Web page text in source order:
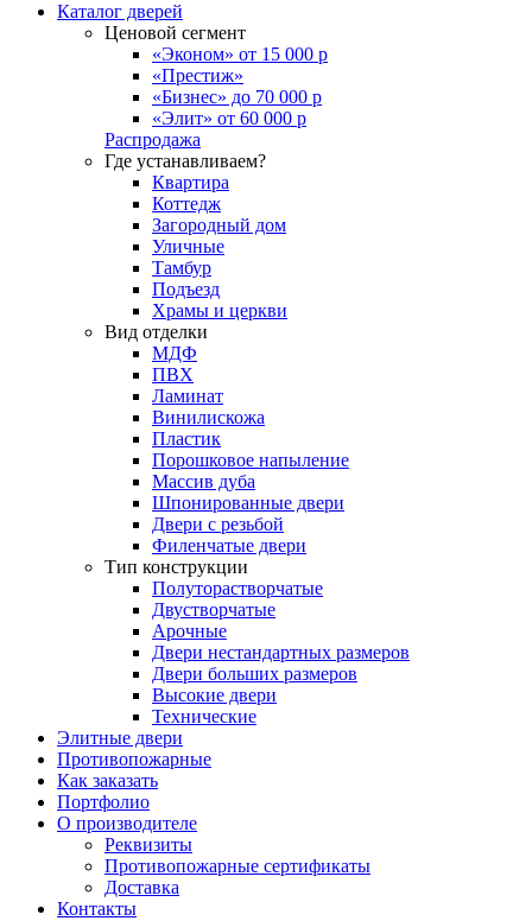
Каталог дверей
Ценовой сегмент
«Эконом» от 15 000 р
«Престиж»
«Бизнес» до 70 000 р
«Элит» от 60 000 р
Распродажа
Где устанавливаем?
Квартира
Коттедж
Загородный дом
Уличные
Тамбур
Подъезд
Храмы и церкви
Вид отделки
МДФ
ПВХ
Ламинат
Винилискожа
Пластик
Порошковое напыление
Массив дуба
Шпонированные двери
Двери с резьбой
Филенчатые двери
Тип конструкции
Полуторастворчатые
Двустворчатые
Арочные
Двери нестандартных размеров
Двери больших размеров
Высокие двери
Технические
Элитные двери
Противопожарные
Как заказать
Портфолио
О производителе
Реквизиты
Противопожарные сертификаты
Доставка
Контакты